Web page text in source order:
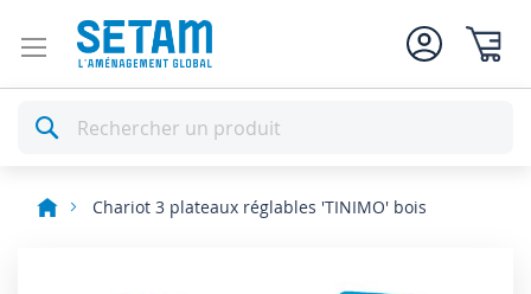
Rechercher
Chariot 3 plateaux réglables 'TINIMO' bois